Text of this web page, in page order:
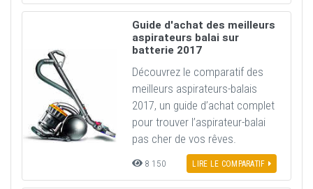
Guide d'achat des meilleurs
aspirateurs balai sur
batterie 2017
Découvrez le comparatif des
meilleurs aspirateurs-balais
2017, un guide d’achat complet
pour trouver l’aspirateur-balai
pas cher de vos rêves.
8 150 LIRE LE COMPARATIF